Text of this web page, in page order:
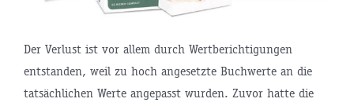
Der Verlust ist vor allem durch Wertberichtigungen
entstanden, weil zu hoch angesetzte Buchwerte an die
tatsächlichen Werte angepasst wurden. Zuvor hatte die